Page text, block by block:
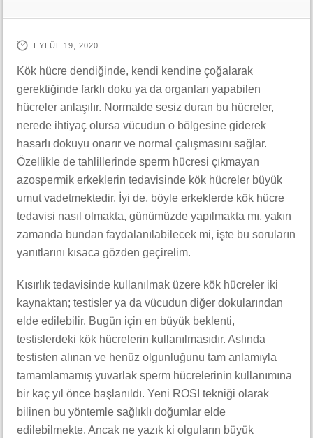
EYLÜL 19, 2020
Kök hücre dendiğinde, kendi kendine çoğalarak
gerektiğinde farklı doku ya da organları yapabilen
hücreler anlaşılır. Normalde sesiz duran bu hücreler,
nerede ihtiyaç olursa vücudun o bölgesine giderek
hasarlı dokuyu onarır ve normal çalışmasını sağlar.
Özellikle de tahlillerinde sperm hücresi çıkmayan
azospermik erkeklerin tedavisinde kök hücreler büyük
umut vadetmektedir. İyi de, böyle erkeklerde kök hücre
tedavisi nasıl olmakta, günümüzde yapılmakta mı, yakın
zamanda bundan faydalanılabilecek mi, işte bu soruların
yanıtlarını kısaca gözden geçirelim.
Kısırlık tedavisinde kullanılmak üzere kök hücreler iki
kaynaktan; testisler ya da vücudun diğer dokularından
elde edilebilir. Bugün için en büyük beklenti,
testislerdeki kök hücrelerin kullanılmasıdır. Aslında
testisten alınan ve henüz olgunluğunu tam anlamıyla
tamamlamamış yuvarlak sperm hücrelerinin kullanımına
bir kaç yıl önce başlanıldı. Yeni ROSI tekniği olarak
bilinen bu yöntemle sağlıklı doğumlar elde
edilebilmekte. Ancak ne yazık ki olguların büyük